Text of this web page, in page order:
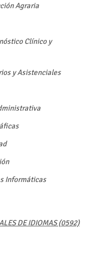
Agraria
Clínico y
y Asistenciales
Informáticas
DE IDIOMAS (0592)